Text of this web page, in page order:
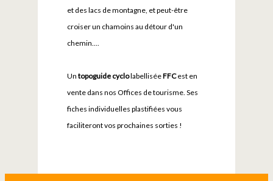
et des lacs de montagne, et peut-être
croiser un chamoins au détour d'un
chemin....
Un topoguide cyclolabelliséeFFCest en
vente dans nos Offices de tourisme. Ses
fiches individuelles plastifiées vous
faciliteront vos prochaines sorties !